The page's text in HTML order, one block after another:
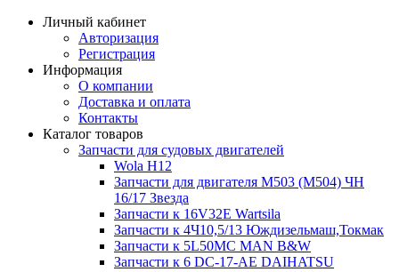
Личный кабинет
Авторизация
Регистрация
Информация
О компании
Доставка и оплата
Контакты
Каталог товаров
Запчасти для судовых двигателей
Wola H12
Запчасти для двигателя M503 (M504) ЧН
16/17 Звезда
Запчасти к 16V32E Wartsila
Запчасти к 4Ч10,5/13 Юждизельмаш,Токмак
Запчасти к 5L50MC MAN B&W
Запчасти к 6 DC-17-AE DAIHATSU